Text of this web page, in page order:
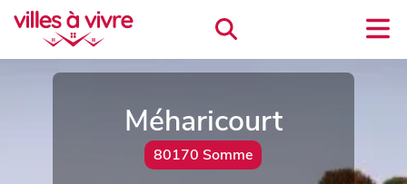
Méharicourt
80170 Somme